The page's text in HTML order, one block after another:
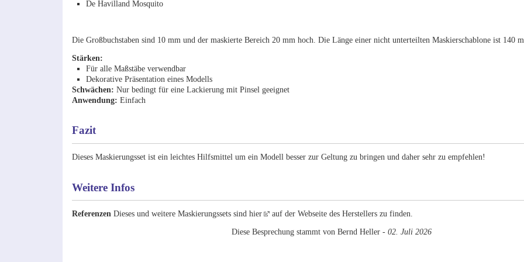
De Havilland Mosquito
Die Großbuchstaben sind 10 mm und der maskierte Bereich 20 mm hoch. Die Länge einer nicht unterteilten Maskierschablone ist 140
Stärken:
Für alle Maßstäbe verwendbar
Dekorative Präsentation eines Modells
Schwächen: Nur bedingt für eine Lackierung mit Pinsel geeignet
Anwendung: Einfach
Fazit
Dieses Maskierungsset ist ein leichtes Hilfsmittel um ein Modell besser zur Geltung zu bringen und daher sehr zu empfehlen!
Weitere Infos
Referenzen Dieses und weitere Maskierungssets sind hier
auf der Webseite des Herstellers zu finden.
Diese Besprechung stammt von Bernd Heller - 02. Juli 2026